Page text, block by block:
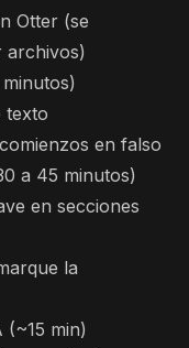
Otter (se
archivos)
texto
en falso
a 45 minutos)
en secciones
la
min)